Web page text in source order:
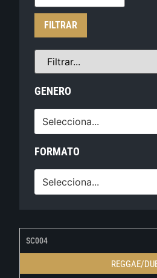
FILTRAR
GENERO
Selecciona...
FORMATO
Selecciona...
SC004
REGGAE/